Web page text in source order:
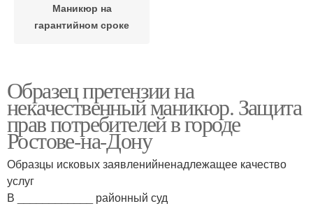
Маникюр на
гарантийном сроке
Образец претензии на
некачественный маникюр. Защита
прав потребителей в городе
Ростове-на-Дону
Образцы исковых заявленийненадлежащее качество
услуг
В ____________ районный суд